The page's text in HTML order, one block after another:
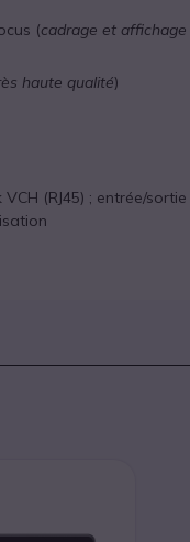
(cadrage et
haute qualité)
(RJ45) ; entrée/